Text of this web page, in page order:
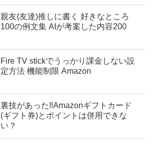
親友(友達)推しに書く 好きなところ
100の例文集 AIが考案した内容200
Fire TV stickでうっかり課金しない設
定方法 機能制限 Amazon
裏技があった‼Amazonギフトカード
(ギフト券)とポイントは併用できな
い？